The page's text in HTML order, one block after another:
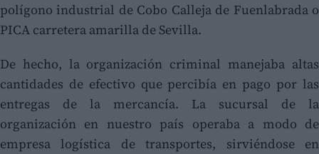
polígono industrial de Cobo Calleja de Fuenlabrada o
PICA carretera amarilla de Sevilla.
De hecho, la organización criminal manejaba altas
cantidades de efectivo que percibía en pago por las
entregas de la mercancía. La sucursal de la
organización en nuestro país operaba a modo de
empresa logística de transportes, sirviéndose en